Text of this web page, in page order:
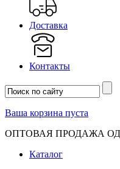
Доставка
Контакты
Ваша корзина пуста
ОПТОВАЯ ПРОДАЖА
Каталог